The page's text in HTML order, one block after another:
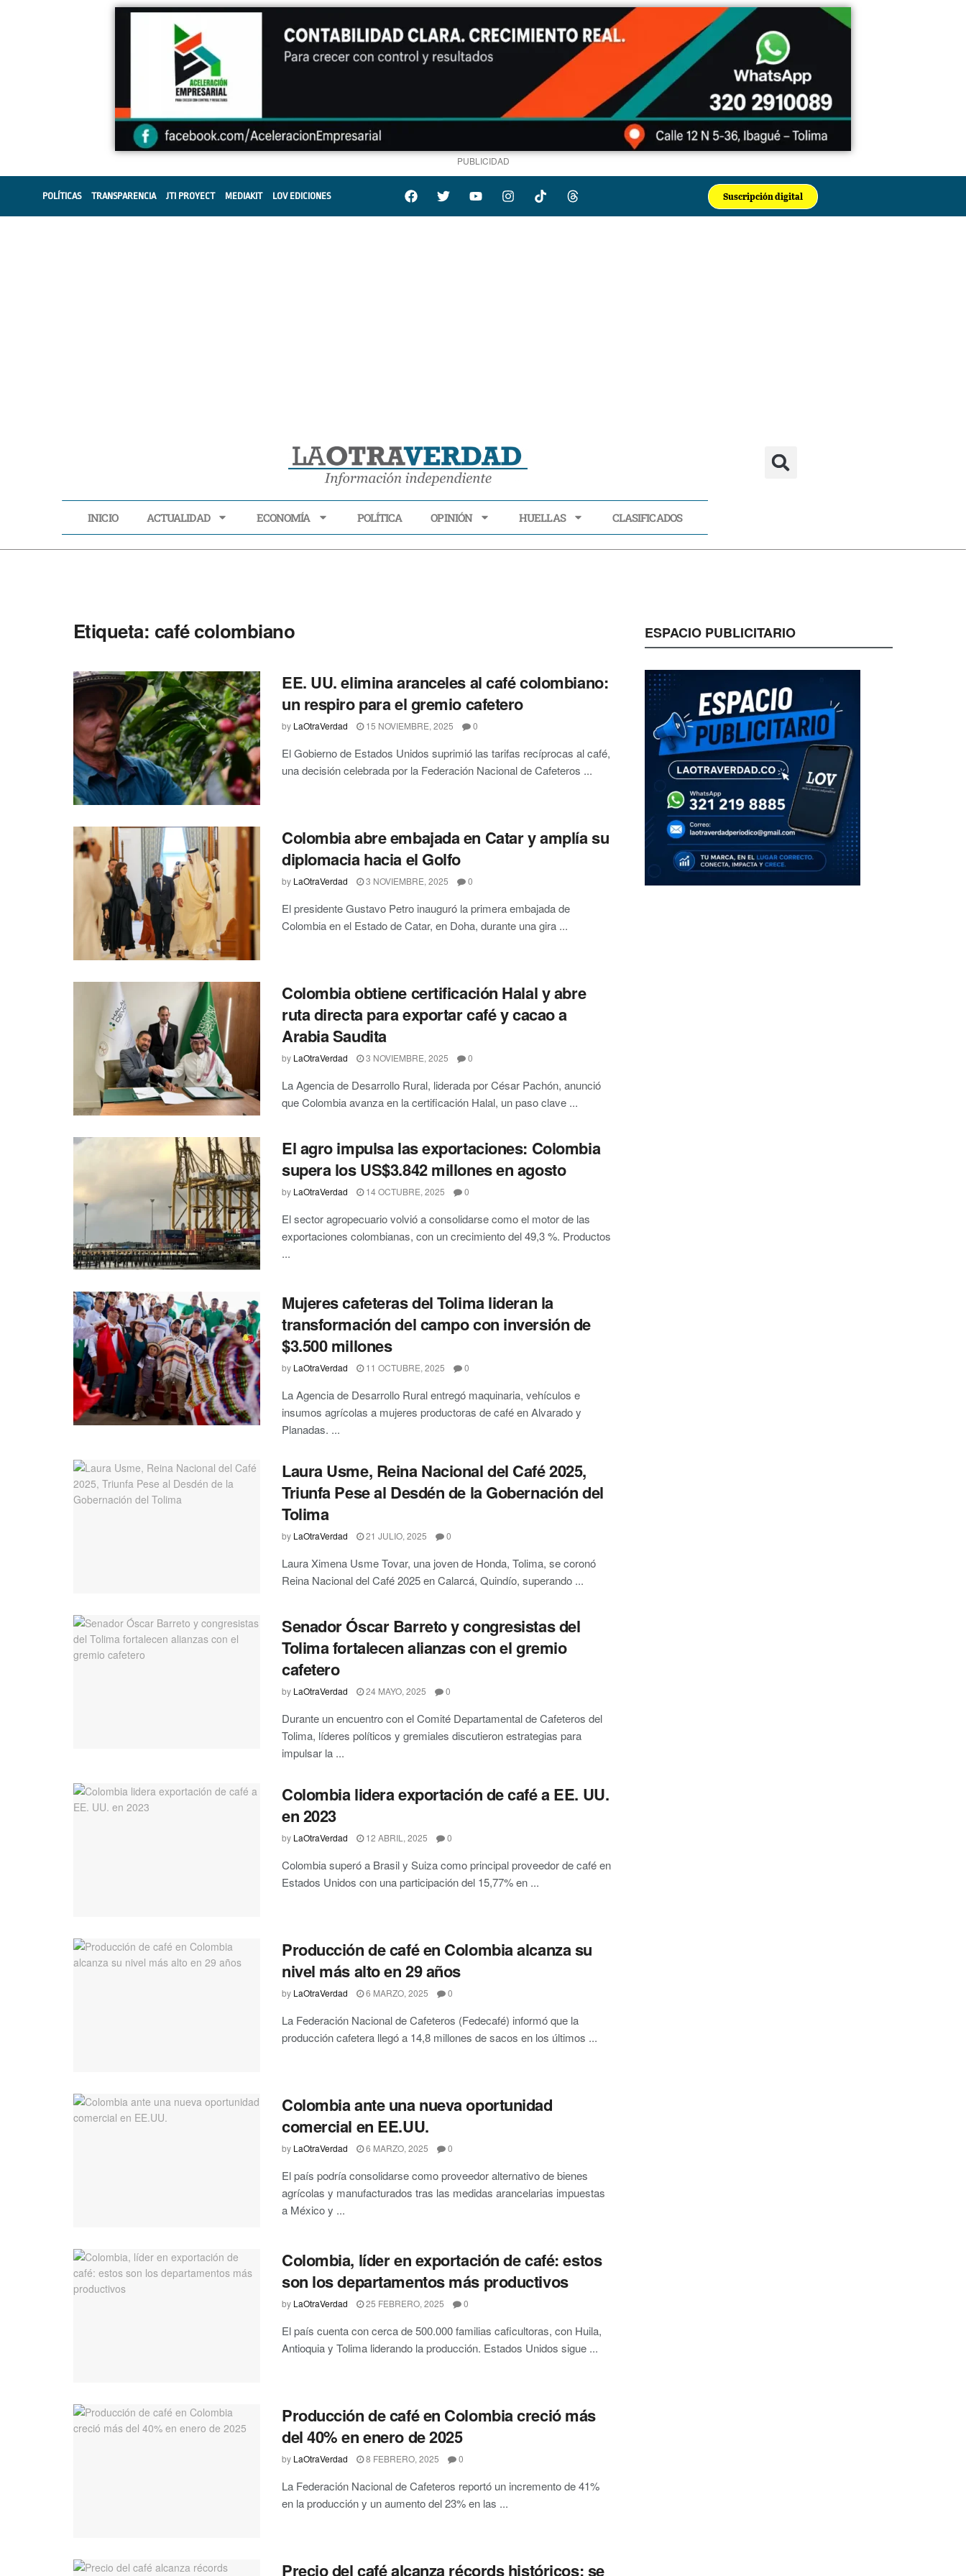
PUBLICIDAD
POLÍTICAS TRANSPARENCIA JTI PROYECT MEDIAKIT LOV EDICIONES Suscripción digital
INICIO ACTUALIDAD ECONOMÍA POLÍTICA OPINIÓN HUELLAS CLASIFICADOS
Etiqueta: café colombiano
EE. UU. elimina aranceles al café colombiano:
un respiro para el gremio cafetero
by LaOtraVerdad 15 NOVIEMBRE, 2025 0
El Gobierno de Estados Unidos suprimió las tarifas recíprocas al café,
una decisión celebrada por la Federación Nacional de Cafeteros ...
Colombia abre embajada en Catar y amplía su
diplomacia hacia el Golfo
by LaOtraVerdad 3 NOVIEMBRE, 2025 0
El presidente Gustavo Petro inauguró la primera embajada de
Colombia en el Estado de Catar, en Doha, durante una gira ...
Colombia obtiene certificación Halal y abre
ruta directa para exportar café y cacao a
Arabia Saudita
by LaOtraVerdad 3 NOVIEMBRE, 2025 0
La Agencia de Desarrollo Rural, liderada por César Pachón, anunció
que Colombia avanza en la certificación Halal, un paso clave ...
El agro impulsa las exportaciones: Colombia
supera los US$3.842 millones en agosto
by LaOtraVerdad 14 OCTUBRE, 2025 0
El sector agropecuario volvió a consolidarse como el motor de las
exportaciones colombianas, con un crecimiento del 49,3 %. Productos
...
Mujeres cafeteras del Tolima lideran la
transformación del campo con inversión de
$3.500 millones
by LaOtraVerdad 11 OCTUBRE, 2025 0
La Agencia de Desarrollo Rural entregó maquinaria, vehículos e
insumos agrícolas a mujeres productoras de café en Alvarado y
Planadas. ...
Laura Usme, Reina Nacional del Café 2025,
Triunfa Pese al Desdén de la Gobernación del
Tolima
by LaOtraVerdad 21 JULIO, 2025 0
Laura Ximena Usme Tovar, una joven de Honda, Tolima, se coronó
Reina Nacional del Café 2025 en Calarcá, Quindío, superando ...
Senador Óscar Barreto y congresistas del
Tolima fortalecen alianzas con el gremio
cafetero
by LaOtraVerdad 24 MAYO, 2025 0
Durante un encuentro con el Comité Departamental de Cafeteros del
Tolima, líderes políticos y gremiales discutieron estrategias para
impulsar la ...
Colombia lidera exportación de café a EE. UU.
en 2023
by LaOtraVerdad 12 ABRIL, 2025 0
Colombia superó a Brasil y Suiza como principal proveedor de café en
Estados Unidos con una participación del 15,77% en ...
Producción de café en Colombia alcanza su
nivel más alto en 29 años
by LaOtraVerdad 6 MARZO, 2025 0
La Federación Nacional de Cafeteros (Fedecafé) informó que la
producción cafetera llegó a 14,8 millones de sacos en los últimos ...
Colombia ante una nueva oportunidad
comercial en EE.UU.
by LaOtraVerdad 6 MARZO, 2025 0
El país podría consolidarse como proveedor alternativo de bienes
agrícolas y manufacturados tras las medidas arancelarias impuestas
a México y ...
Colombia, líder en exportación de café: estos
son los departamentos más productivos
by LaOtraVerdad 25 FEBRERO, 2025 0
El país cuenta con cerca de 500.000 familias caficultoras, con Huila,
Antioquia y Tolima liderando la producción. Estados Unidos sigue ...
Producción de café en Colombia creció más
del 40% en enero de 2025
by LaOtraVerdad 8 FEBRERO, 2025 0
La Federación Nacional de Cafeteros reportó un incremento de 41%
en la producción y un aumento del 23% en las ...
Precio del café alcanza récords históricos: se
ESPACIO PUBLICITARIO